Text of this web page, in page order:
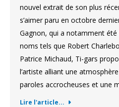
nouvel extrait de son plus
s’aimer paru en octobre
Gagnon, qui a notamment
noms tels que Robert
Patrice Michaud, Ti-gars
l’artiste alliant une
paroles accrocheuses et une
Lire l'article...